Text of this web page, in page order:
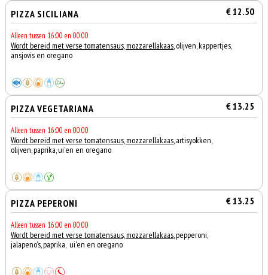
PIZZA SICILIANA € 12.50
Alleen tussen 16:00 en 00:00
Wordt bereid met verse tomatensaus, mozzarellakaas, olijven, kappertjes,
ansjovis en oregano
PIZZA VEGETARIANA € 13.25
Alleen tussen 16:00 en 00:00
Wordt bereid met verse tomatensaus, mozzarellakaas, artisyokken,
olijven, paprika, ui'en en oregano
PIZZA PEPERONI € 13.25
Alleen tussen 16:00 en 00:00
Wordt bereid met verse tomatensaus, mozzarellakaas, pepperoni,
jalapeno's, paprika, ui'en en oregano